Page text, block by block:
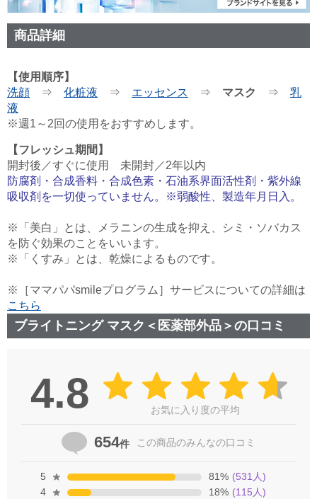
商品詳細
【使用順序】
洗顔 ⇒ 化粧液 ⇒ エッセンス ⇒ マスク ⇒ 乳
液
※週1～2回の使用をおすすめします。
【フレッシュ期間】
開封後／すぐに使用 未開封／2年以内
防腐剤・合成香料・合成色素・石油系界面活性剤・紫外線
吸収剤を一切使っていません。※弱酸性、製造年月日入。
※「美白」とは、メラニンの生成を抑え、シミ・ソバカス
を防ぐ効果のことをいいます。
※「くすみ」とは、乾燥によるものです。
※［ママパパsmileプログラム］サービスについての詳細は
こちら
ブライトニング マスク＜医薬部外品＞の口コミ
4.8 お気に入り度の平均
654件 この商品のみんなの口コミ
5 81% (531人)
4
18% (115人)